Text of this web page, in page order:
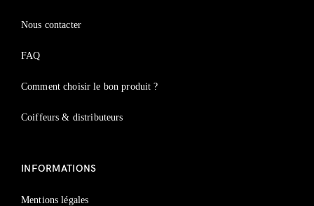
Nous contacter
FAQ
Comment choisir le bon produit ?
Coiffeurs & distributeurs
INFORMATIONS
Mentions légales